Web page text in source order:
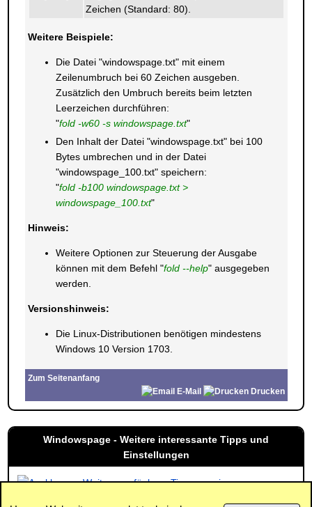
Zeichen (Standard: 80).
Weitere Beispiele:
Die Datei "windowspage.txt" mit einem
Zeilenumbruch bei 60 Zeichen ausgeben.
Zusätzlich den Umbruch bereits beim letzten
Leerzeichen durchführen:
"fold -w60 -s windowspage.txt"
Den Inhalt der Datei "windowspage.txt" bei 100
Bytes umbrechen und in der Datei
"windowspage_100.txt" speichern:
"fold -b100 windowspage.txt >
windowspage_100.txt"
Hinweis:
Weitere Optionen zur Steuerung der Ausgabe
können mit dem Befehl "fold --help" ausgegeben
werden.
Versionshinweis:
Die Linux-Distributionen benötigen mindestens
Windows 10 Version 1703.
Zum Seitenanfang
E-Mail
Drucken
Windowspage - Weitere interessante Tipps und
Einstellungen
Weitere verfügbare Tipps anzeigen